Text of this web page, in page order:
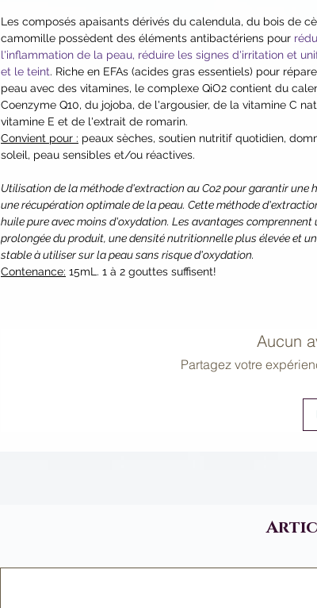
Les composés apaisants dérivés du calendula, du bois de
camomille possèdent des éléments antibactériens pour
l'inflammation de la peau, réduire les signes d'irritation et
et le teint. Riche en EFAs (acides gras essentiels) pour
peau avec des vitamines, le complexe QiO2 contient du
Coenzyme Q10, du jojoba, de l'argousier, de la vitamine C
vitamine E et de l'extrait de romarin.
Convient pour : peaux sèches, soutien nutritif quotidien,
soleil, peau sensibles et/ou réactives.
Utilisation de la méthode d'extraction au Co2 pour garantir une
une récupération optimale de la peau. Cette méthode
huile pure avec moins d'oxydation. Les avantages comprennent
prolongée du produit, une densité nutritionnelle plus élevée et
stable à utiliser sur la peau sans risque d'oxydation.
Contenance: 15mL. 1 à 2 gouttes suffisent!
Aucun
Partagez votre